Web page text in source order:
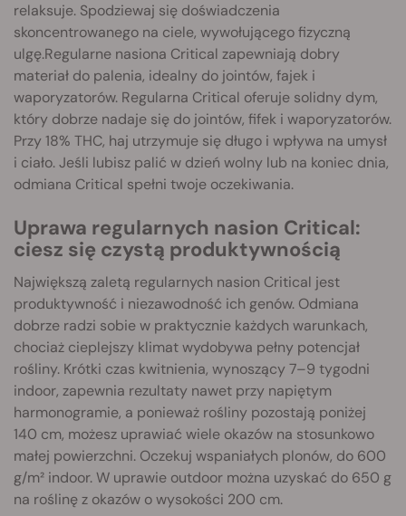
relaksuje. Spodziewaj się doświadczenia
skoncentrowanego na ciele, wywołującego fizyczną
ulgę.Regularne nasiona Critical zapewniają dobry
materiał do palenia, idealny do jointów, fajek i
waporyzatorów. Regularna Critical oferuje solidny dym,
który dobrze nadaje się do jointów, fifek i waporyzatorów.
Przy 18% THC, haj utrzymuje się długo i wpływa na umysł
i ciało. Jeśli lubisz palić w dzień wolny lub na koniec dnia,
odmiana Critical spełni twoje oczekiwania.
Uprawa regularnych nasion Critical:
ciesz się czystą produktywnością
Największą zaletą regularnych nasion Critical jest
produktywność i niezawodność ich genów. Odmiana
dobrze radzi sobie w praktycznie każdych warunkach,
chociaż cieplejszy klimat wydobywa pełny potencjał
rośliny. Krótki czas kwitnienia, wynoszący 7–9 tygodni
indoor, zapewnia rezultaty nawet przy napiętym
harmonogramie, a ponieważ rośliny pozostają poniżej
140 cm, możesz uprawiać wiele okazów na stosunkowo
małej powierzchni. Oczekuj wspaniałych plonów, do 600
g/m² indoor. W uprawie outdoor można uzyskać do 650 g
na roślinę z okazów o wysokości 200 cm.